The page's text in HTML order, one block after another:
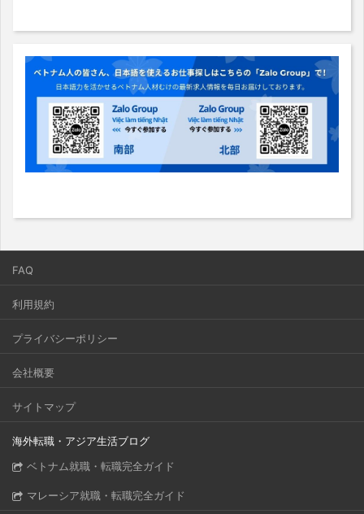
FAQ
利用規約
プライバシーポリシー
会社概要
サイトマップ
海外転職・アジア生活ブログ
ベトナム就職・転職完全ガイド
マレーシア就職・転職完全ガイド